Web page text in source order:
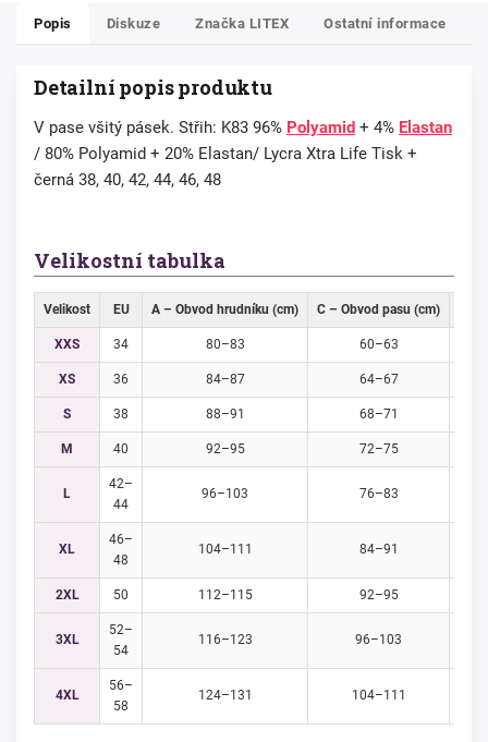
Popis Diskuze Značka LITEX Ostatní informace
Detailní popis produktu
V pase všitý pásek. Střih: K83 96% Polyamid + 4% Elastan
/ 80% Polyamid + 20% Elastan/ Lycra Xtra Life Tisk +
černá 38, 40, 42, 44, 46, 48
Velikostní tabulka
Velikost EU A – Obvod hrudníku (cm) C – Obvod pasu (cm)
XXS 34 80–83 60–63
XS 36 84–87 64–67
S 38 88–91 68–71
M 40 92–95 72–75
L
42–
44
96–103 76–83
XL
46–
48
104–111 84–91
2XL 50 112–115 92–95
3XL
52–
54
116–123 96–103
4XL
56–
58
124–131 104–111